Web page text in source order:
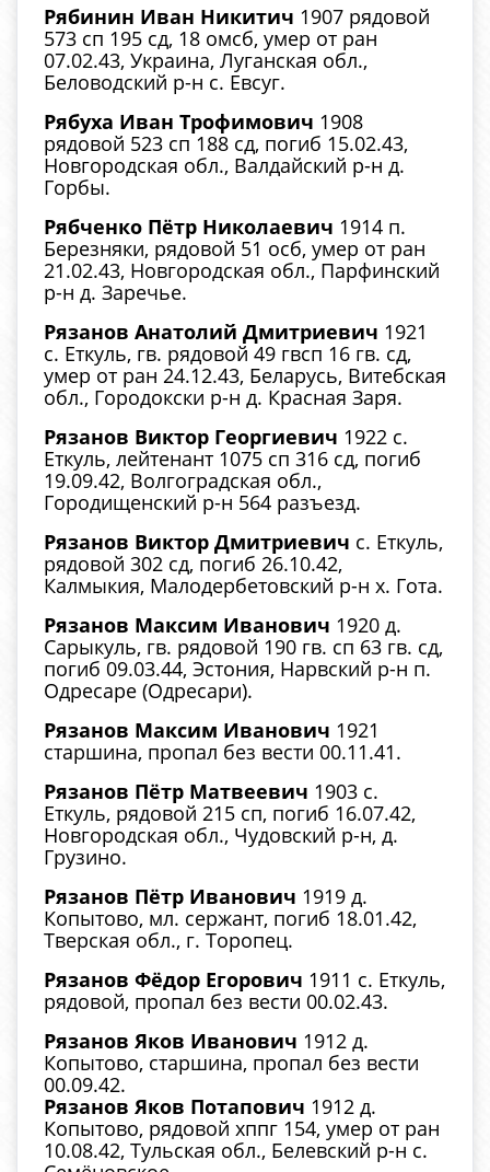
Рябинин Иван Никитич 1907 рядовой
573 сп 195 сд, 18 омсб, умер от ран
07.02.43, Украина, Луганская обл.,
Беловодский р-н с. Евсуг.
Рябуха Иван Трофимович 1908
рядовой 523 сп 188 сд, погиб 15.02.43,
Новгородская обл., Валдайский р-н д.
Горбы.
Рябченко Пётр Николаевич 1914 п.
Березняки, рядовой 51 осб, умер от ран
21.02.43, Новгородская обл., Парфинский
р-н д. Заречье.
Рязанов Анатолий Дмитриевич 1921
с. Еткуль, гв. рядовой 49 гвсп 16 гв. сд,
умер от ран 24.12.43, Беларусь, Витебская
обл., Городокски р-н д. Красная Заря.
Рязанов Виктор Георгиевич 1922 с.
Еткуль, лейтенант 1075 сп 316 сд, погиб
19.09.42, Волгоградская обл.,
Городищенский р-н 564 разъезд.
Рязанов Виктор Дмитриевич с. Еткуль,
рядовой 302 сд, погиб 26.10.42,
Калмыкия, Малодербетовский р-н х. Гота.
Рязанов Максим Иванович 1920 д.
Сарыкуль, гв. рядовой 190 гв. сп 63 гв. сд,
погиб 09.03.44, Эстония, Нарвский р-н п.
Одресаре (Одресари).
Рязанов Максим Иванович 1921
старшина, пропал без вести 00.11.41.
Рязанов Пётр Матвеевич 1903 с.
Еткуль, рядовой 215 сп, погиб 16.07.42,
Новгородская обл., Чудовский р-н, д.
Грузино.
Рязанов Пётр Иванович 1919 д.
Копытово, мл. сержант, погиб 18.01.42,
Тверская обл., г. Торопец.
Рязанов Фёдор Егорович 1911 с. Еткуль,
рядовой, пропал без вести 00.02.43.
Рязанов Яков Иванович 1912 д.
Копытово, старшина, пропал без вести
00.09.42.
Рязанов Яков Потапович 1912 д.
Копытово, рядовой хппг 154, умер от ран
10.08.42, Тульская обл., Белевский р-н с.